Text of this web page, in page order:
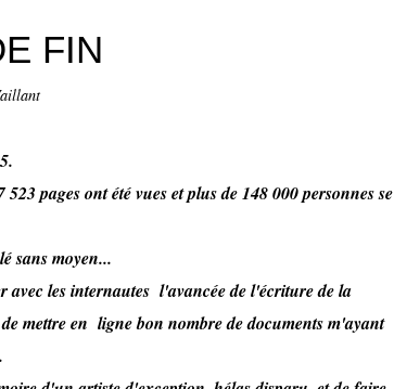
FIN
pages ont été vues et plus de 148 000 personnes se
sans moyen...
avec les internautes l'avancée de l'écriture de la
mettre en ligne bon nombre de documents m'ayant